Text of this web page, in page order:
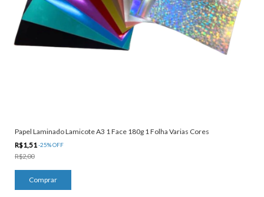
Papel Laminado Lamicote A3 1 Face 180g 1 Folha Varias Cores
R$1,51-25%OFF
R$2,00
Comprar